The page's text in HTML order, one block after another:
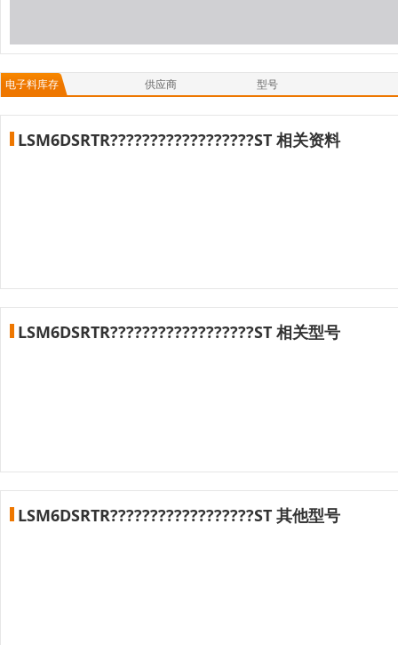
电子料库存 供应商 型号
LSM6DSRTR??????????????????ST 相关资料
LSM6DSRTR??????????????????ST 相关型号
LSM6DSRTR??????????????????ST 其他型号